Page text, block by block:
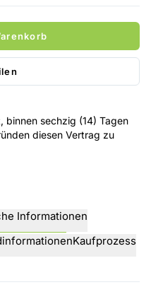
binnen sechzig (14) Tagen
diesen Vertrag zu
Informationen
Kaufprozess